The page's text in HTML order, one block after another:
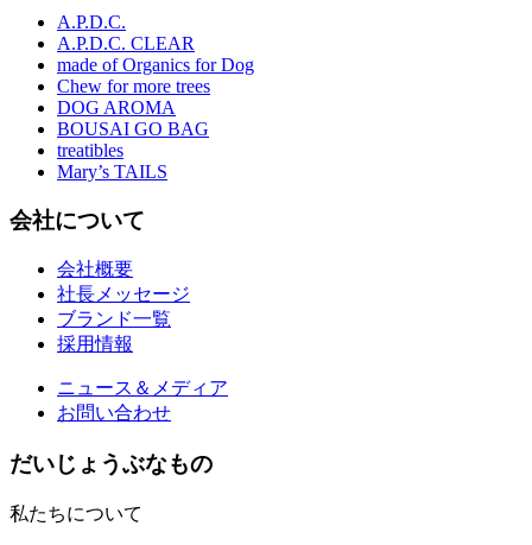
A.P.D.C.
A.P.D.C. CLEAR
made of Organics for Dog
Chew for more trees
DOG AROMA
BOUSAI GO BAG
treatibles
Mary’s TAILS
会社について
会社概要
社長メッセージ
ブランド一覧
採用情報
ニュース＆メディア
お問い合わせ
だいじょうぶなもの
私たちについて